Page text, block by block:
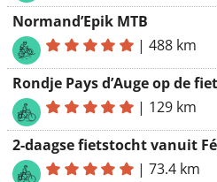
Normand’Epik MTB
|488 km
Rondje Pays d’Auge op de
| 129 km
2-daagse fietstocht vanuit
|73.4 km